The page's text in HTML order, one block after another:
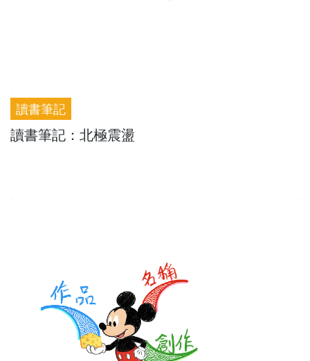
讀書筆記
讀書筆記：北極震盪